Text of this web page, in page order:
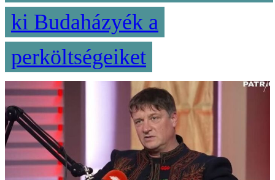
ki Budaházyék a
perköltségeiket